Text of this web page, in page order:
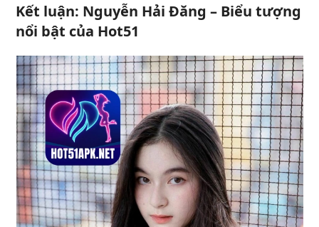
Kết luận: Nguyễn Hải Đăng – Biểu tượng
nổi bật của Hot51